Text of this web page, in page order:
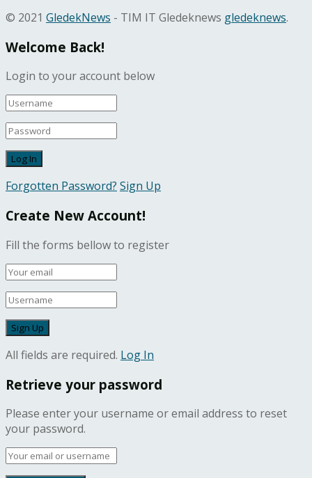
© 2021 GledekNews - TIM IT Gledeknews gledeknews.
Welcome Back!
Login to your account below
Forgotten Password? Sign Up
Create New Account!
Fill the forms bellow to register
All fields are required. Log In
Retrieve your password
Please enter your username or email address to reset
your password.